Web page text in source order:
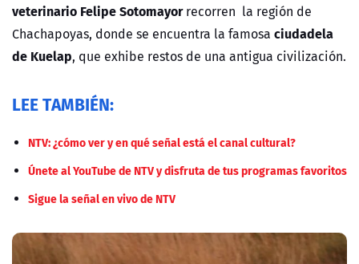
veterinario Felipe Sotomayorrecorren la región de
Chachapoyas, donde se encuentra la famosa ciudadela
de Kuelap, que exhibe restos de una antigua civilización.
LEE TAMBIÉN:
NTV: ¿cómo ver y en qué señal está el canal cultural?
Únete al YouTube de NTV y disfruta de tus programas favoritos
Sigue la señal en vivo de NTV